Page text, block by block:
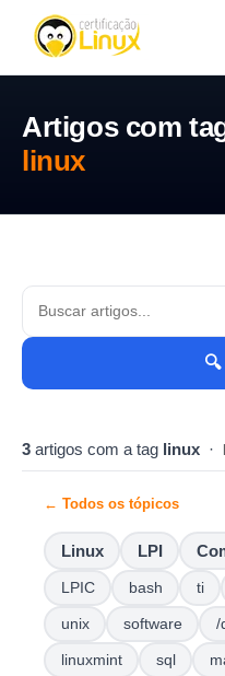
Artigos com
linux
3 artigos com a tag linux ·
← Todos os tópicos
Linux LPI
LPIC bash ti
unix software /
linuxmint sql